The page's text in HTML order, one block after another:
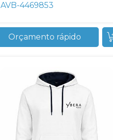
AVB-4469853
Orçamento rápido